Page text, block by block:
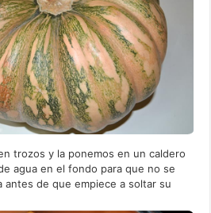
trozos y la ponemos en un caldero
agua en el fondo para que no se
antes de que empiece a soltar su